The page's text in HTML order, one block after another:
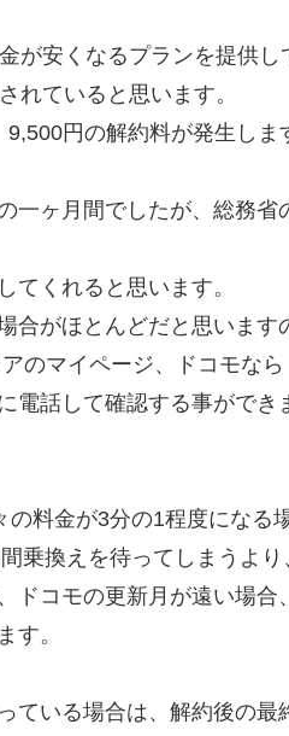
が安くなるプランを提供
れていると思います。
9,500円の解約料が発生しま
一ヶ月間でしたが、総務省
てくれると思います。
合がほとんどだと思います
のマイページ、ドコモな
電話して確認する事ができ
料金が3分の1程度になる
乗換えを待ってしまうよ
ドコモの更新月が遠い場
す。
ている場合は、解約後の